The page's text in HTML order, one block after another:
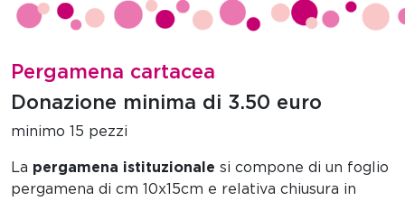
Pergamena cartacea
Donazione minima di 3.50 euro
minimo 15 pezzi
La pergamena istituzionale si compone di un foglio
pergamena di cm 10x15cm e relativa chiusura in